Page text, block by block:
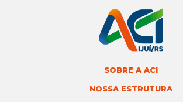
SOBRE A ACI
NOSSA ESTRUTURA